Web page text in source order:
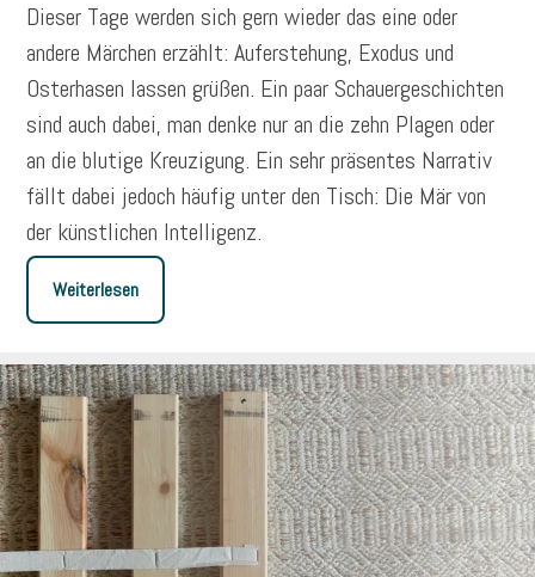
Dieser Tage werden sich gern wieder das eine oder
andere Märchen erzählt: Auferstehung, Exodus und
Osterhasen lassen grüßen. Ein paar Schauergeschichten
sind auch dabei, man denke nur an die zehn Plagen oder
an die blutige Kreuzigung. Ein sehr präsentes Narrativ
fällt dabei jedoch häufig unter den Tisch: Die Mär von
der künstlichen Intelligenz.
Weiterlesen